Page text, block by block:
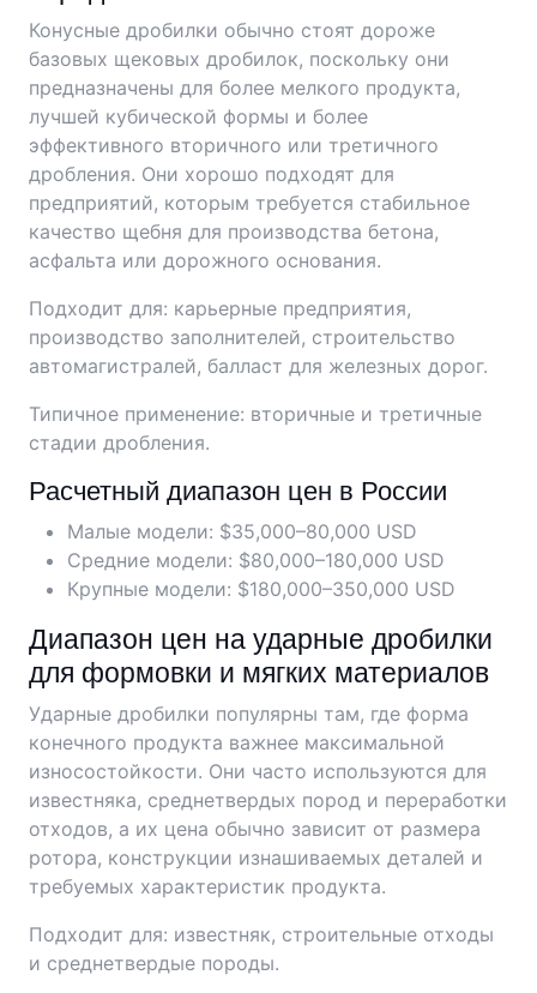
Конусные дробилки обычно стоят дороже
базовых щековых дробилок, поскольку они
предназначены для более мелкого продукта,
лучшей кубической формы и более
эффективного вторичного или третичного
дробления. Они хорошо подходят для
предприятий, которым требуется стабильное
качество щебня для производства бетона,
асфальта или дорожного основания.
Подходит для: карьерные предприятия,
производство заполнителей, строительство
автомагистралей, балласт для железных дорог.
Типичное применение: вторичные и третичные
стадии дробления.
Расчетный диапазон цен в России
Малые модели: $35,000–80,000 USD
Средние модели: $80,000–180,000 USD
Крупные модели: $180,000–350,000 USD
Диапазон цен на ударные дробилки
для формовки и мягких материалов
Ударные дробилки популярны там, где форма
конечного продукта важнее максимальной
износостойкости. Они часто используются для
известняка, среднетвердых пород и переработки
отходов, а их цена обычно зависит от размера
ротора, конструкции изнашиваемых деталей и
требуемых характеристик продукта.
Подходит для: известняк, строительные отходы
и среднетвердые породы.